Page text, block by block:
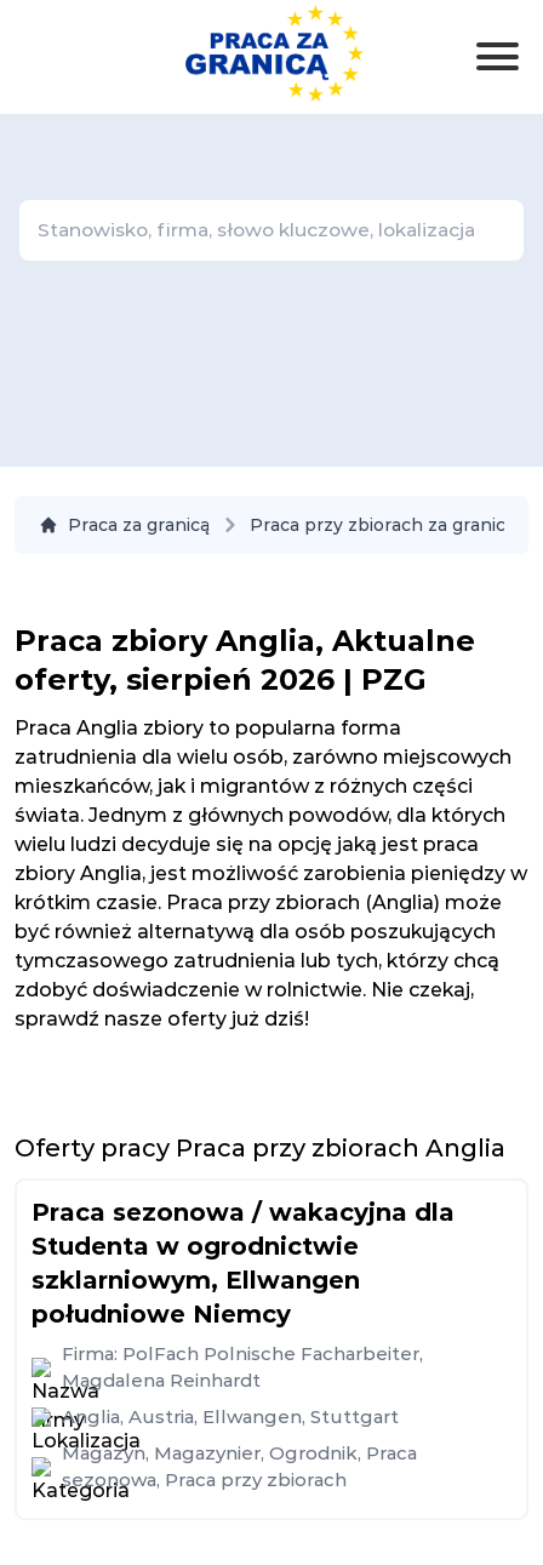
Praca za granicą Praca przy zbiorach za granicą
Praca zbiory Anglia, Aktualne
oferty, sierpień 2026 | PZG
Praca Anglia zbiory to popularna forma
zatrudnienia dla wielu osób, zarówno miejscowych
mieszkańców, jak i migrantów z różnych części
świata. Jednym z głównych powodów, dla których
wielu ludzi decyduje się na opcję jaką jest praca
zbiory Anglia, jest możliwość zarobienia pieniędzy w
krótkim czasie. Praca przy zbiorach (Anglia) może
być również alternatywą dla osób poszukujących
tymczasowego zatrudnienia lub tych, którzy chcą
zdobyć doświadczenie w rolnictwie. Nie czekaj,
sprawdź nasze oferty już dziś!
Oferty pracy Praca przy zbiorach Anglia
Praca sezonowa / wakacyjna dla
Studenta w ogrodnictwie
szklarniowym, Ellwangen
południowe Niemcy
Firma: PolFach Polnische Facharbeiter,
Magdalena Reinhardt
Anglia, Austria, Ellwangen, Stuttgart
Magazyn, Magazynier, Ogrodnik, Praca
sezonowa, Praca przy zbiorach